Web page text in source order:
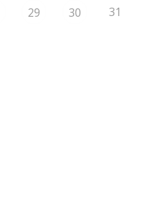
29 30 31